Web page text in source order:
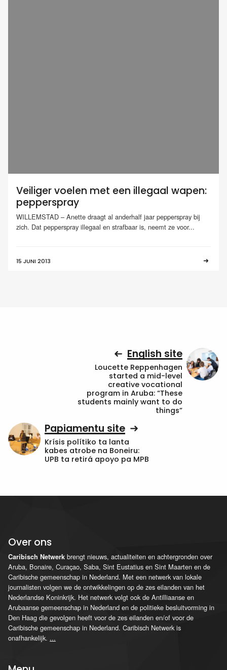
Veiliger voelen met een illegaal wapen:
pepperspray
WILLEMSTAD – Anette draagt al anderhalf jaar pepperspray bij
zich. Dat pepperspray illegaal en strafbaar is, neemt ze voor...
15 JUNI 2013
English site
Loucette Reppenhagen
started a mid-level
creative vocational
program in Aruba: “These
students mainly want to do
things”
Papiamentu site
Krísis polítiko ta lanta
kabes atrobe na Boneiru:
UPB ta retirá apoyo pa MPB
Over ons
Caribisch Netwerk brengt nieuws, actualiteiten en achtergronden over
Aruba, Bonaire, Curaçao, Saba, Sint Eustatius en Sint Maarten en de
Caribische gemeenschap in Nederland. Met een netwerk van lokale
journalisten volgen we de ontwikkelingen op de zes eilanden van het
Nederlandse Koninkrijk. Het netwerk volgt ook de Antilliaanse en
Arubaanse gemeenschap in Nederland en de politieke besluitvorming in
Den Haag die gevolgen heeft voor de zes eilanden en/of voor de
Caribische gemeenschap in Nederland. Caribisch Netwerk is
onafhankelijk. ...